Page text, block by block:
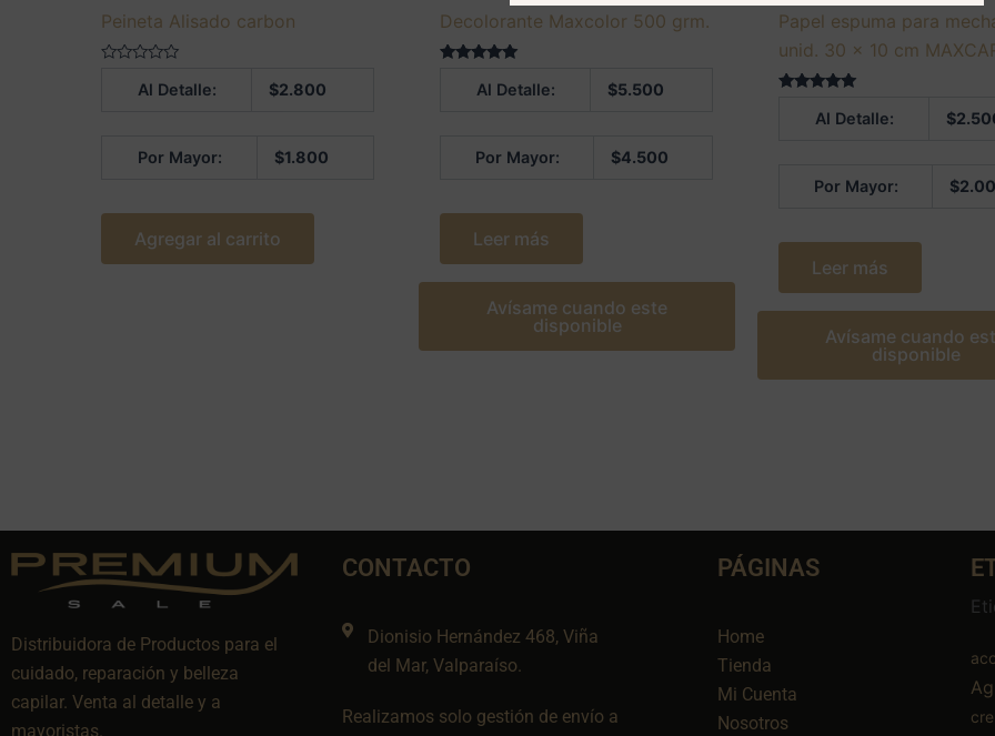
Peineta Alisado carbon
Al Detalle: $2.800
Por Mayor: $1.800
Agregar al carrito
Decolorante Maxcolor 500 grm.
Al Detalle: $5.500
Por Mayor: $4.500
Leer más
Avísame cuando este
disponible
Papel espuma para
unid. 30 x 10 cm
Al Detalle: $
Por Mayor: $
Leer más
Avísame cuando
disponible
Distribuidora de Productos para el
cuidado, reparación y belleza
capilar. Venta al detalle y a
mayoristas.
CONTACTO
Dionisio Hernández 468, Viña
del Mar, Valparaíso.
Realizamos solo gestión de envío a
PÁGINAS
Home
Tienda
Mi Cuenta
Nosotros